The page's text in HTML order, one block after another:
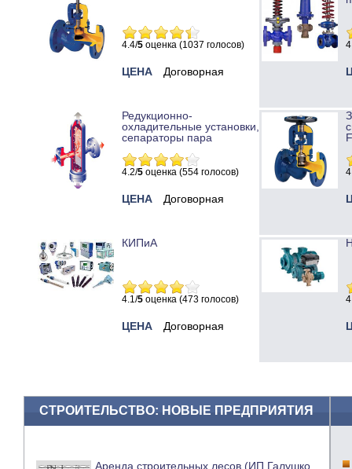
4.4/5 оценка (1037 голосов)
ЦЕНА Договорная
Редукционно-
охладительные установки,
сепараторы пара
4.2/5 оценка (554 голосов)
ЦЕНА Договорная
КИПиА
4.1/5 оценка (473 голосов)
ЦЕНА Договорная
СТРОИТЕЛЬСТВО: НОВЫЕ ПРЕДПРИЯТИЯ
Аренда строительных лесов (ИП Галушко